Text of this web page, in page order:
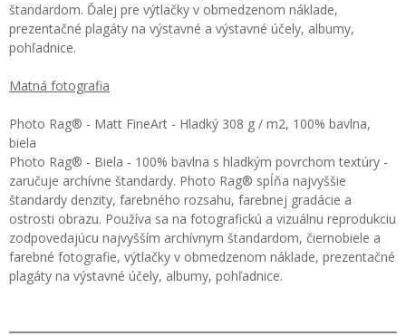
štandardom. Ďalej pre výtlačky v obmedzenom náklade,
prezentačné plagáty na výstavné a výstavné účely, albumy,
pohľadnice.
Matná fotografia
Photo Rag® - Matt FineArt - Hladký 308 g / m2, 100% bavlna,
biela
Photo Rag® - Biela - 100% bavlna s hladkým povrchom textúry -
zaručuje archívne štandardy. Photo Rag® spĺňa najvyššie
štandardy denzity, farebného rozsahu, farebnej gradácie a
ostrosti obrazu. Používa sa na fotografickú a vizuálnu reprodukciu
zodpovedajúcu najvyšším archívnym štandardom, čiernobiele a
farebné fotografie, výtlačky v obmedzenom náklade, prezentačné
plagáty na výstavné účely, albumy, pohľadnice.